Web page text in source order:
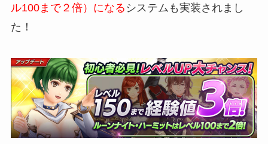
ル100まで２倍）になる システムも実装されまし
た！